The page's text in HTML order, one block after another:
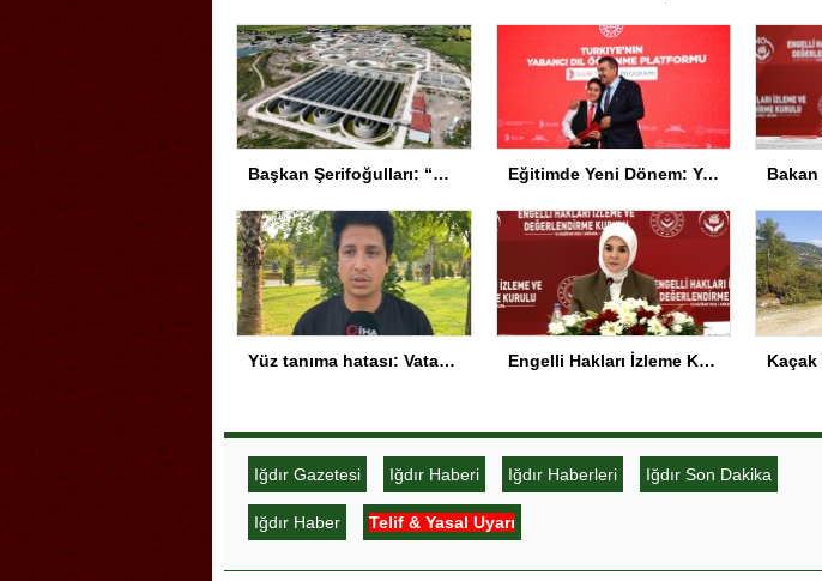
Başkan Şerifoğulları: “Kıymetli projeleri yatırıma dönüştürdük” Eğitimde Yeni Dönem: Yapay Zeka ve Türkçe Vurgusu
Yüz tanıma hatası: Vatandaşın fotoğrafı arananlar listesine eklendi Engelli Hakları İzleme Kurulu Toplandı
Iğdır Gazetesi Iğdır Haberi Iğdır Haberleri Iğdır Son Dakika
Iğdır Haber Telif & Yasal Uyarı